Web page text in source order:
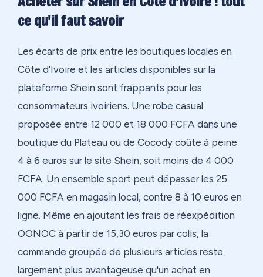
ce qu'il faut savoir
Les écarts de prix entre les boutiques locales en
Côte d'Ivoire et les articles disponibles sur la
plateforme Shein sont frappants pour les
consommateurs ivoiriens. Une robe casual
proposée entre 12 000 et 18 000 FCFA dans une
boutique du Plateau ou de Cocody coûte à peine
4 à 6 euros sur le site Shein, soit moins de 4 000
FCFA. Un ensemble sport peut dépasser les 25
000 FCFA en magasin local, contre 8 à 10 euros en
ligne. Même en ajoutant les frais de réexpédition
OONOC à partir de 15,30 euros par colis, la
commande groupée de plusieurs articles reste
largement plus avantageuse qu'un achat en